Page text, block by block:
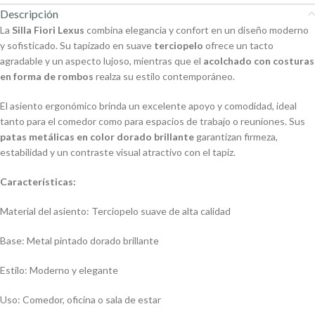
Descripción
La Silla Fiori Lexus combina elegancia y confort en un diseño moderno
y sofisticado. Su tapizado en suave terciopelo ofrece un tacto
agradable y un aspecto lujoso, mientras que el acolchado con costuras
en forma de rombos realza su estilo contemporáneo.
El asiento ergonómico brinda un excelente apoyo y comodidad, ideal
tanto para el comedor como para espacios de trabajo o reuniones. Sus
patas metálicas en color dorado brillante garantizan firmeza,
estabilidad y un contraste visual atractivo con el tapiz.
Características:
Material del asiento: Terciopelo suave de alta calidad
Base: Metal pintado dorado brillante
Estilo: Moderno y elegante
Uso: Comedor, oficina o sala de estar